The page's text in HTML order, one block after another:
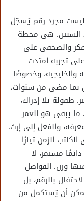
مجرد رقم يُسجّل
السنين. هي محطة
والصحفي على
تجربة امتدت
والخليجية، وخصوصًا
بما مضى من سنوات،
طفولة بلا إدراك،
يبقى هو العمر
والفعل إلى إرث.
الزمن تيارًا
مستمر، لا
وزن. الفواصل
بالرقم، بل
يمكن أن يُستكمل من